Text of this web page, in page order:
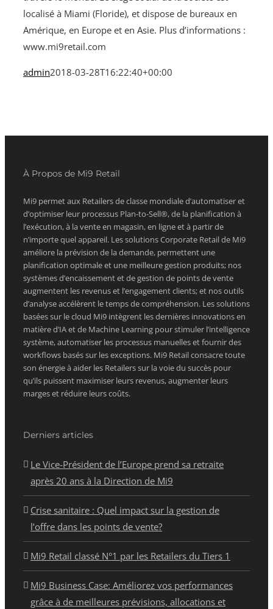
localisé à Miami (Floride), et dispose de bureaux en
Amérique, en Europe et en Asie. Plus d’informations :
www.mi9retail.com
admin2018-03-28T16:22:40+00:00
À Propos de Mi9 Retail
Mi9 permet aux Retailers de classe mondiale d’automatiser et
d’optimiser leur processus Plan-to-Sell®, de la planification à
l’exécution, à la vente en magasin, en ligne et à partir de
n’importe quel appareil. Les solutions Corporate Retail de Mi9
améliore la prévision de la demande, permettent une
planification optimale et une meilleure gestion produits; nos
systèmes d’encaissement et de gestion de points de vente
augmentent les revenus et l’engagement clients; et nos outils
d’analyse accélèrent le temps de compréhension. Les solutions
basées sur le cloud Mi9 intègrent les dernières innovations en
matière d’IA et de Machine Learning pour stimuler l’intelligence
système, automatiser les processus manuelles et fournir des
workflows basés sur les exceptions. Mi9 Retail consacre toute
son énergie à aider les Retailers sur la voie du succès pour
qu’ils puissent maximiser leurs revenus, augmenter leurs
marges et réduire leurs coûts.
Derniers articles
Le Vice-Président de l’Europe prend sa retraite
après 20 ans à la Direction de Mi9
Crise sanitaire : Quel impact sur la gestion de
l’offre dans les points de vente?
Mi9 Retail classé N°1 par les Retailers du Tiers 1
Mi9 Business Case: Améliorez vos performances
grâce à de meilleures prévisions, allocations et